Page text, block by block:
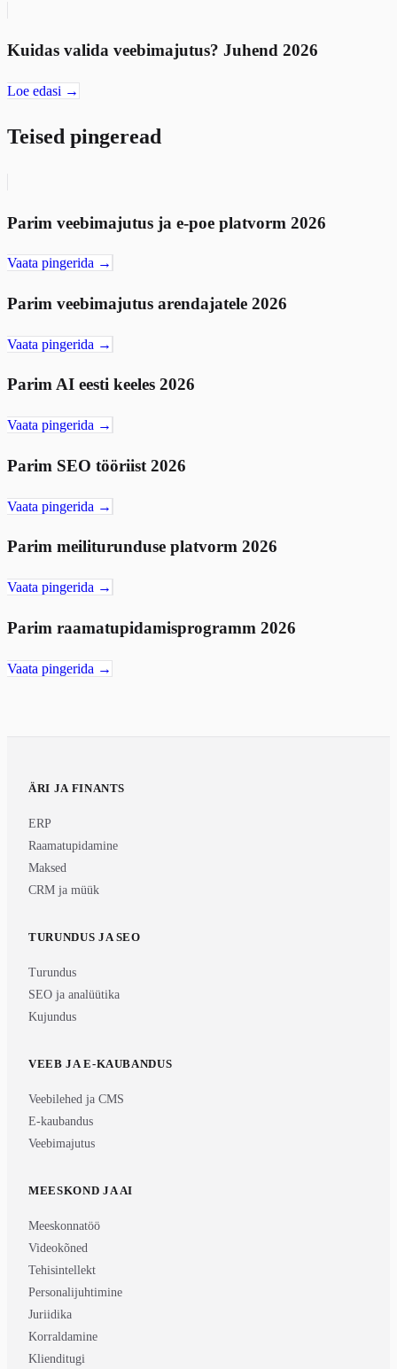
Kuidas valida veebimajutus? Juhend 2026
Loe edasi →
Teised pingeread
Parim veebimajutus ja e-poe platvorm 2026
Vaata pingerida →
Parim veebimajutus arendajatele 2026
Vaata pingerida →
Parim AI eesti keeles 2026
Vaata pingerida →
Parim SEO tööriist 2026
Vaata pingerida →
Parim meiliturunduse platvorm 2026
Vaata pingerida →
Parim raamatupidamisprogramm 2026
Vaata pingerida →
ÄRI JA FINANTS
ERP
Raamatupidamine
Maksed
CRM ja müük
TURUNDUS JA SEO
Turundus
SEO ja analüütika
Kujundus
VEEB JA E-KAUBANDUS
Veebilehed ja CMS
E-kaubandus
Veebimajutus
MEESKOND JA AI
Meeskonnatöö
Videokõned
Tehisintellekt
Personalijuhtimine
Juriidika
Korraldamine
Klienditugi